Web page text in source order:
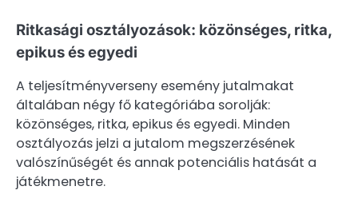
Ritkasági osztályozások: közönséges, ritka,
epikus és egyedi
A teljesítményverseny esemény jutalmakat
általában négy fő kategóriába sorolják:
közönséges, ritka, epikus és egyedi. Minden
osztályozás jelzi a jutalom megszerzésének
valószínűségét és annak potenciális hatását a
játékmenetre.